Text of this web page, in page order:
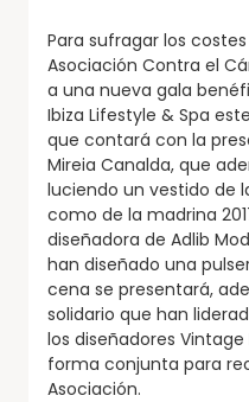
Para sufragar los
Asociación Contra el
a una nueva gala
Ibiza Lifestyle & Spa
que contará con la
Mireia Canalda, que
luciendo un vestido de
como de la madrina
diseñadora de Adlib
han diseñado una
cena se presentará,
solidario que han
los diseñadores
forma conjunta para
Asociación.